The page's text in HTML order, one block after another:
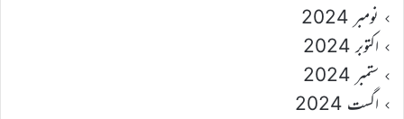
نومبر 2024
اکتوبر 2024
ستمبر 2024
اگست 2024